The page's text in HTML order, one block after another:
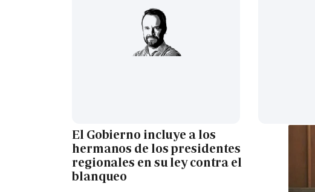
El Gobierno incluye a los
hermanos de los presidentes
regionales en su ley contra el
blanqueo